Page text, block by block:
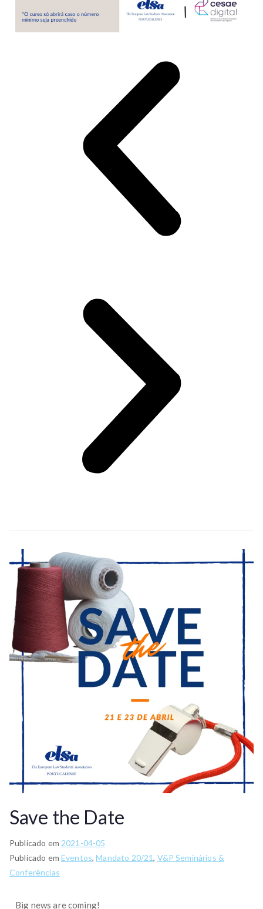
Save the Date
Publicado em 2021-04-05
Publicado em Eventos,Mandato 20/21, V&P Seminários &
Conferências
Big news are coming!